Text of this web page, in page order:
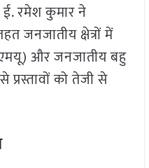
ई. रमेश कुमार ने
जनजातीय क्षेत्रों में
और जनजातीय बहु
को तेजी से